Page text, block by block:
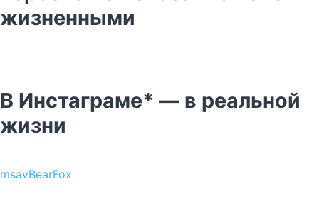
жизненными
В Инстаграме* — в реальной
жизни
msavBearFox